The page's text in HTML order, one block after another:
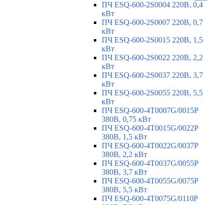
ПЧ ESQ-600-2S0004 220В, 0,4
кВт
ПЧ ESQ-600-2S0007 220В, 0,7
кВт
ПЧ ESQ-600-2S0015 220В, 1,5
кВт
ПЧ ESQ-600-2S0022 220В, 2,2
кВт
ПЧ ESQ-600-2S0037 220В, 3,7
кВт
ПЧ ESQ-600-2S0055 220В, 5,5
кВт
ПЧ ESQ-600-4T0007G/0015P
380В, 0,75 кВт
ПЧ ESQ-600-4T0015G/0022P
380В, 1,5 кВт
ПЧ ESQ-600-4T0022G/0037P
380В, 2,2 кВт
ПЧ ESQ-600-4T0037G/0055P
380В, 3,7 кВт
ПЧ ESQ-600-4T0055G/0075P
380В, 5,5 кВт
ПЧ ESQ-600-4T0075G/0110P